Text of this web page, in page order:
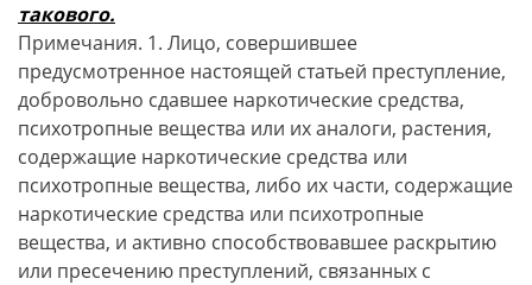
такового.
Примечания. 1. Лицо, совершившее
предусмотренное настоящей статьей преступление,
добровольно сдавшее наркотические средства,
психотропные вещества или их аналоги, растения,
содержащие наркотические средства или
психотропные вещества, либо их части, содержащие
наркотические средства или психотропные
вещества, и активно способствовавшее раскрытию
или пресечению преступлений, связанных с